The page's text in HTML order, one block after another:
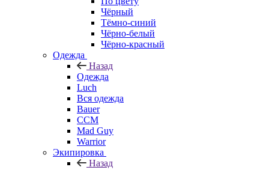
Чёрный
Тёмно-синий
Чёрно-белый
Чёрно-красный
Одежда
Назад
Одежда
Luch
Вся одежда
Bauer
CCM
Mad Guy
Warrior
Экипировка
Назад